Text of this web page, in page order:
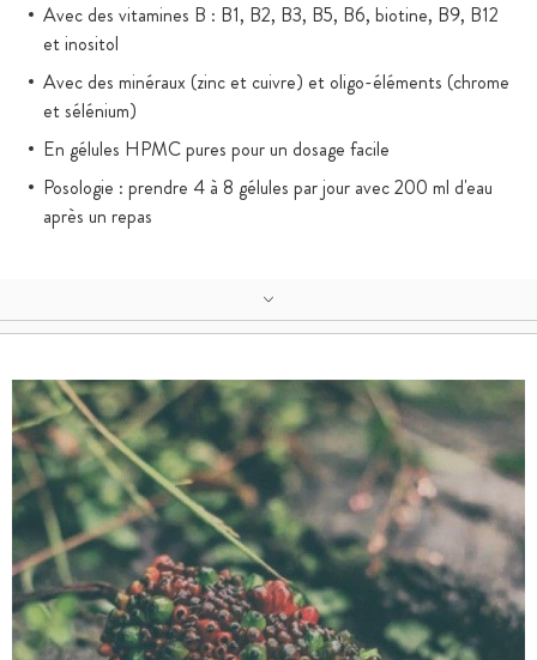
Avec des vitamines B : B1, B2, B3, B5, B6, biotine, B9, B12
et inositol
Avec des minéraux (zinc et cuivre) et oligo-éléments (chrome
et sélénium)
En gélules HPMC pures pour un dosage facile
Posologie : prendre 4 à 8 gélules par jour avec 200 ml d'eau
après un repas